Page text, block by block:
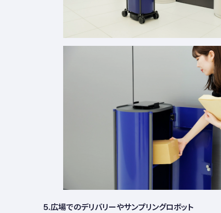
5.広場でのデリバリーやサンプリングロボット